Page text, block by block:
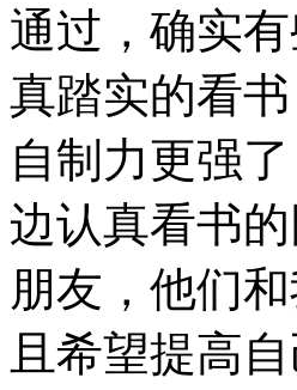
通过，确实
真踏实的看
自制力更强
边认真看书
朋友，他们
且希望提高